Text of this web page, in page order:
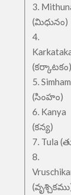
3.
(మిధునం)
4.
(కర్కాటకం)
5. Simham
(సింహం)
6. Kanya
(కన్య)
7. Tula
8.